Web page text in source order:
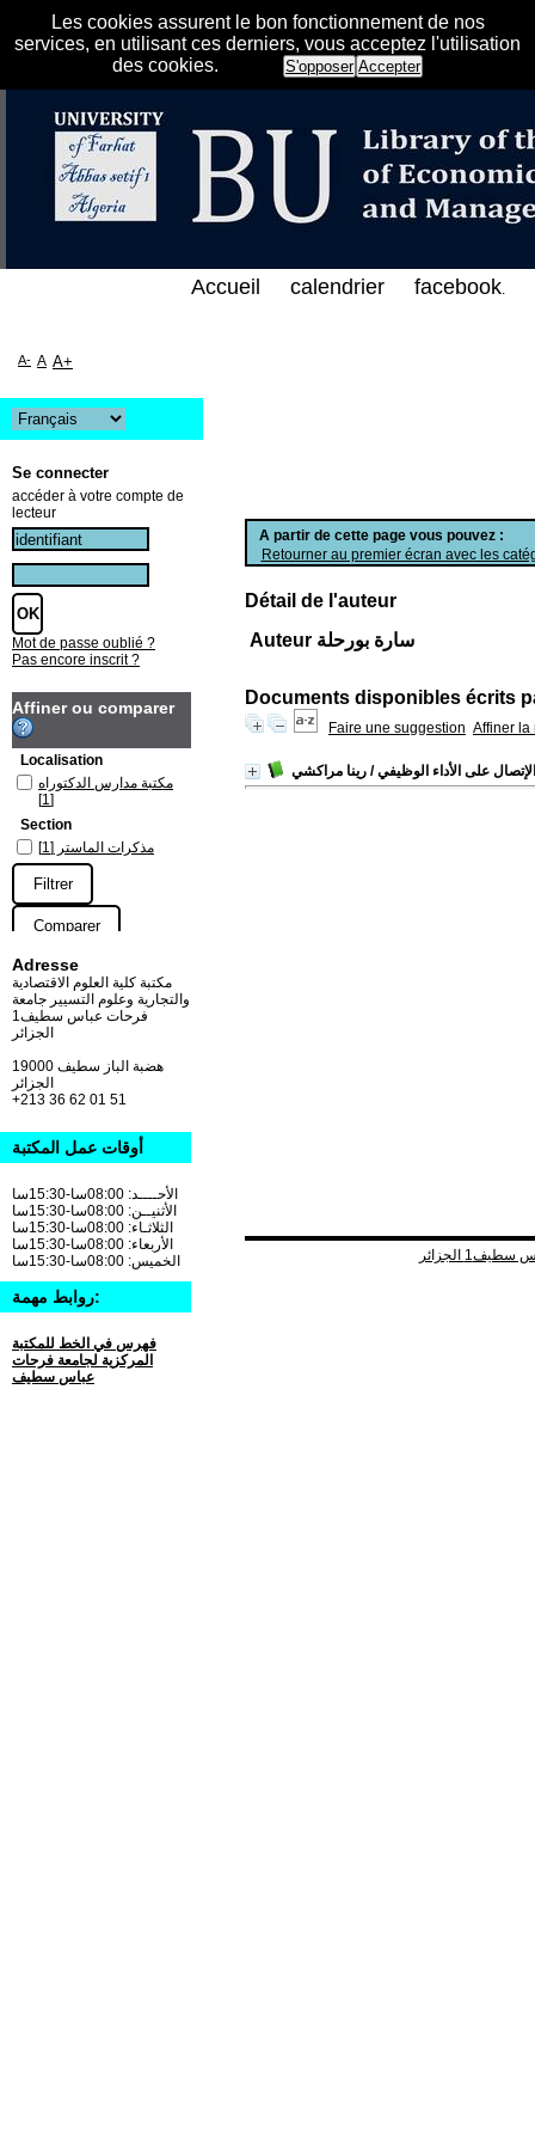
Les cookies assurent le bon fonctionnement de nos
services, en utilisant ces derniers, vous acceptez l'utilisation
des cookies.
S'opposer Accepter
الإلكتروني على الخط المباشر لمكتبة كلية
A partir de cette page vous pouvez :
Retourner au premier écran avec les
Détail de l'auteur
Auteur سارة بورحلة
Documents disponibles écrits
Faire une suggestion Affiner la
على الأداء الوظيفي/ رينا مراكشي
Accueil calendrier facebook.
A- A A+
Se connecter
accéder à votre compte de
lecteur
Mot de passe oublié ?
Pas encore inscrit ?
Affiner ou comparer
Localisation
مكتبة مدارس الدكتوراه
[1]
Section
مذكرات الماستر [1]
Adresse
مكتبة كلية العلوم الاقتصادية
والتجارية وعلوم التسيير جامعة
فرحات عباس سطيف1
الجزائر
19000 هضبة الباز سطيف
+213 36 62 01 51
أوقات عمل المكتبة
الأحــــد: 08:00سا-15:30سا
الأثنيــن: 08:00سا-15:30سا
الثلاثـاء: 08:00سا-15:30سا
الأربعاء: 08:00سا-15:30سا
الخميس: 08:00سا-15:30سا
روابط مهمة:
فهرس في الخط للمكتبة
المركزية لجامعة فرحات
عباس سطيف